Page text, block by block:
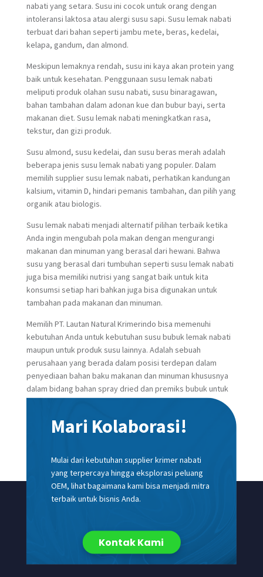
nabati yang setara. Susu ini cocok untuk orang dengan
intoleransi laktosa atau alergi susu sapi. Susu lemak nabati
terbuat dari bahan seperti jambu mete, beras, kedelai,
kelapa, gandum, dan almond.
Meskipun lemaknya rendah, susu ini kaya akan protein yang
baik untuk kesehatan. Penggunaan susu lemak nabati
meliputi produk olahan susu nabati, susu binaragawan,
bahan tambahan dalam adonan kue dan bubur bayi, serta
makanan diet. Susu lemak nabati meningkatkan rasa,
tekstur, dan gizi produk.
Susu almond, susu kedelai, dan susu beras merah adalah
beberapa jenis susu lemak nabati yang populer. Dalam
memilih supplier susu lemak nabati, perhatikan kandungan
kalsium, vitamin D, hindari pemanis tambahan, dan pilih yang
organik atau biologis.
Susu lemak nabati menjadi alternatif pilihan terbaik ketika
Anda ingin mengubah pola makan dengan mengurangi
makanan dan minuman yang berasal dari hewani. Bahwa
susu yang berasal dari tumbuhan seperti susu lemak nabati
juga bisa memiliki nutrisi yang sangat baik untuk kita
konsumsi setiap hari bahkan juga bisa digunakan untuk
tambahan pada makanan dan minuman.
Memilih PT. Lautan Natural Krimerindo bisa memenuhi
kebutuhan Anda untuk kebutuhan susu bubuk lemak nabati
maupun untuk produk susu lainnya. Adalah sebuah
perusahaan yang berada dalam posisi terdepan dalam
penyediaan bahan baku makanan dan minuman khususnya
dalam bidang bahan spray dried dan premiks bubuk untuk
keperluan rumah tangga maupun bisnis.
Kami menyediakan produk krimer dalam produk Lautan
Krimer, produk susu dalamLautan Dairy, produk bahan
sehat dalam FiberCreme yang bisa dipilih sesuai kebutuhan
Mari Kolaborasi!
Mulai dari kebutuhan supplier krimer nabati
yang terpercaya hingga eksplorasi peluang
OEM, lihat bagaimana kami bisa menjadi mitra
terbaik untuk bisnis Anda.
Kontak Kami